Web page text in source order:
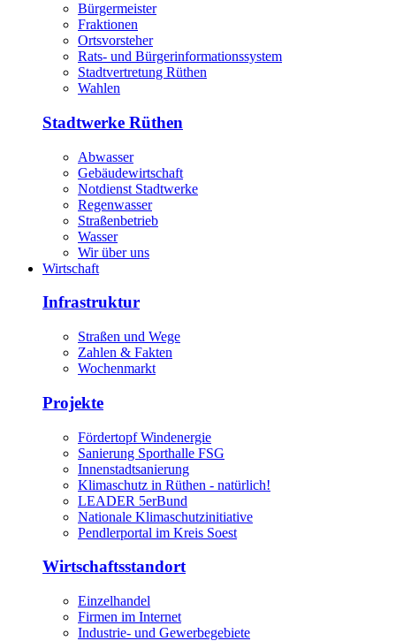
Bürgermeister
Fraktionen
Ortsvorsteher
Rats- und Bürgerinformationssystem
Stadtvertretung Rüthen
Wahlen
Stadtwerke Rüthen
Abwasser
Gebäudewirtschaft
Notdienst Stadtwerke
Regenwasser
Straßenbetrieb
Wasser
Wir über uns
Wirtschaft
Infrastruktur
Straßen und Wege
Zahlen & Fakten
Wochenmarkt
Projekte
Fördertopf Windenergie
Sanierung Sporthalle FSG
Innenstadtsanierung
Klimaschutz in Rüthen - natürlich!
LEADER 5erBund
Nationale Klimaschutzinitiative
Pendlerportal im Kreis Soest
Wirtschaftsstandort
Einzelhandel
Firmen im Internet
Industrie- und Gewerbegebiete